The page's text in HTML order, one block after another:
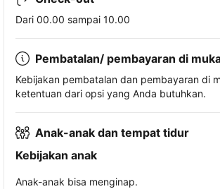
Dari 00.00 sampai 10.00
Pembatalan/ pembayaran di
Kebijakan pembatalan dan pembayaran di
ketentuan dari opsi yang Anda butuhkan.
Anak-anak dan tempat tidur
Kebijakan anak
Anak-anak bisa menginap.